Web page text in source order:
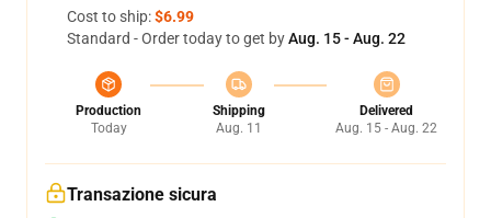
Cost to ship:$6.99
Standard - Order today to get byAug. 15 - Aug. 22
Production
Today
Shipping
Aug. 11
Delivered
Aug. 15 - Aug. 22
Transazione sicura